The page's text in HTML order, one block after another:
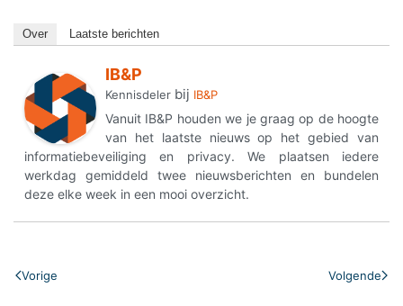
Over Laatste berichten
IB&P
Kennisdeler bij IB&P
Vanuit IB&P houden we je graag op de hoogte
van het laatste nieuws op het gebied van
informatiebeveiliging en privacy. We plaatsen iedere
werkdag gemiddeld twee nieuwsberichten en bundelen
deze elke week in een mooi overzicht.
Vorige Volgende